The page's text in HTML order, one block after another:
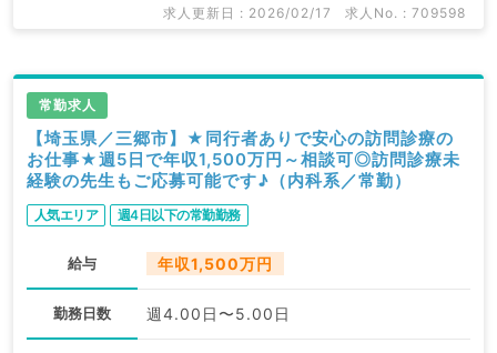
求人更新日 : 2026/02/17 求人No. : 709598
常勤求人
【埼玉県／三郷市】★同行者ありで安心の訪問診療の
お仕事★週5日で年収1,500万円～相談可◎訪問診療未
経験の先生もご応募可能です♪（内科系／常勤）
人気エリア 週4日以下の常勤勤務
給与 年収1,500万円
勤務日数 週4.00日〜5.00日